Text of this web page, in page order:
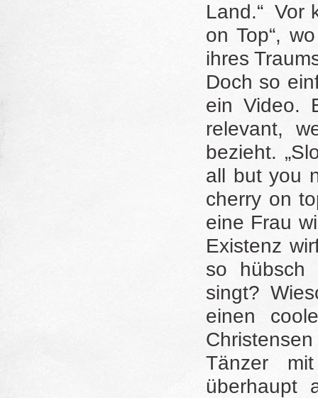
Land.“ Vor
on Top“,
ihres
Doch so
ein Video.
relevant,
bezieht.
all but you
cherry on
eine Frau
Existenz
so hübsch
singt?
einen
Tänzer
überhaupt